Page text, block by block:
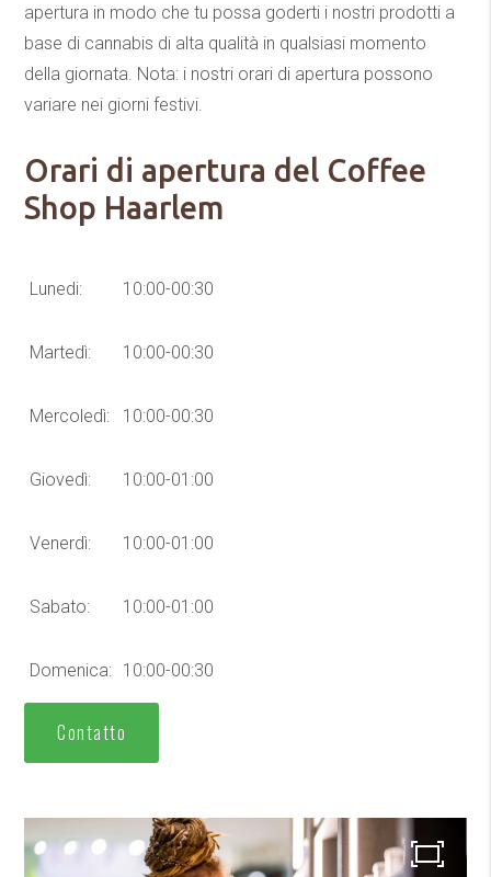
apertura in modo che tu possa goderti i nostri prodotti a
base di cannabis di alta qualità in qualsiasi momento
della giornata. Nota: i nostri orari di apertura possono
variare nei giorni festivi.
Orari di apertura del Coffee
Shop Haarlem
Lunedi: 10:00-00:30
Martedì: 10:00-00:30
Mercoledì: 10:00-00:30
Giovedì: 10:00-01:00
Venerdì: 10:00-01:00
Sabato: 10:00-01:00
Domenica: 10:00-00:30
Contatto